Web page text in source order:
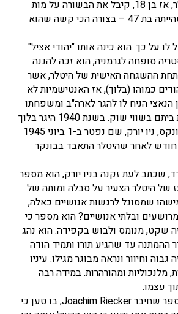
הוא סיפר עוד שהיטלר, אז בן 18, קיבל את הבשורה על מות
אמו, מסרטן השד, כשהייתה בת 47 – בצורה הכי קשה שהוא
לו על כך. הוא כינה אותו "יהודי אציל"
כשאוסטריה סופחה לגרמניה, הוא זכה להגנה
ההשגחה האישית של היטלר, אשר
כמוהו (בלוך), אז האנטישמיות לא
הנאצי הניח לו להגר לארה"ב ומשפחתו
גם הצליחה למכור את ביתם בשווי שוק. בשנת 1940 היגר בלוך
לארה"ב והתיישב בברונקס, ניו יורק, שם נפטר ב-1 ביוני 1945
חודש לאחר שהיטלר התאבד בבונקר
שכתב לעת זקנה בניו יורק, הוא מספר
של היטלר הצעיר על סבלה ומותה של
שמסוגל לרגשות אנושיים כאלה,
ובלתי אנושיים? הוא מספר כי
שקט, מנומס ולבוש בקפידה. הוא נהג
ההמתנה עד שהגיע תורו ותמיד הודה
וחיוור ונראה מבוגר מגילו. עיניו
מלנכוליות ומהורהרות. במידה רבה
עצמו.
בשנת 2009, פורסם ספר שחיבר Joachim Riecker, בו טען כי